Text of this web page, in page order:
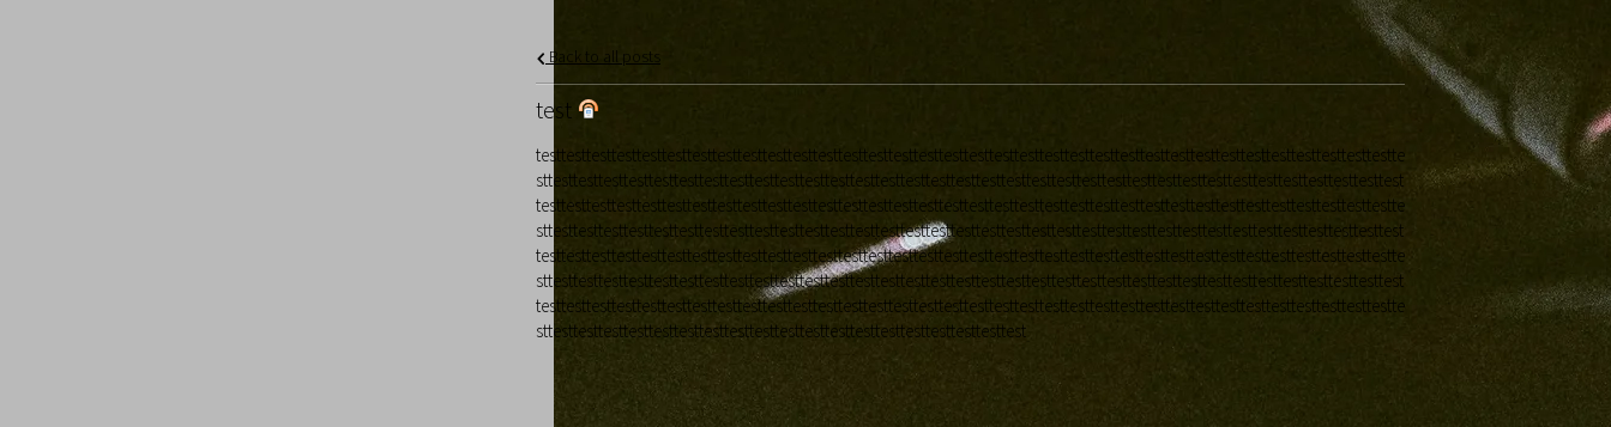
Back to all posts
test
testtesttesttesttesttesttesttesttesttesttesttesttesttesttesttesttesttesttesttesttesttesttesttesttesttesttesttesttesttesttesttesttesttestte
sttesttesttesttesttesttesttesttesttesttesttesttesttesttesttesttesttesttesttesttesttesttesttesttesttesttesttesttesttesttesttesttesttesttest
testtesttesttesttesttesttesttesttesttesttesttesttesttesttesttesttesttesttesttesttesttesttesttesttesttesttesttesttesttesttesttesttesttestte
sttesttesttesttesttesttesttesttesttesttesttesttesttesttesttesttesttesttesttesttesttesttesttesttesttesttesttesttesttesttesttesttesttesttest
testtesttesttesttesttesttesttesttesttesttesttesttesttesttesttesttesttesttesttesttesttesttesttesttesttesttesttesttesttesttesttesttesttestte
sttesttesttesttesttesttesttesttesttesttesttesttesttesttesttesttesttesttesttesttesttesttesttesttesttesttesttesttesttesttesttesttesttesttest
testtesttesttesttesttesttesttesttesttesttesttesttesttesttesttesttesttesttesttesttesttesttesttesttesttesttesttesttesttesttesttesttesttestte
sttesttesttesttesttesttesttesttesttesttesttesttesttesttesttesttesttesttesttest